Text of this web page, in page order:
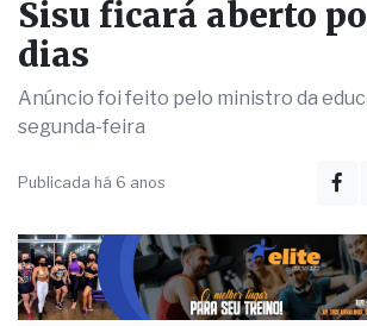
Sisu ficará aberto
dias
Anúncio foi feito pelo ministro da
segunda-feira
Publicada há 6 anos